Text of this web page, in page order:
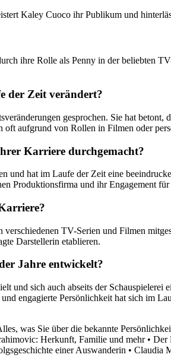
Kaley Cuoco ihr Publikum und
ihre Rolle als Penny in der beliebten
der Zeit verändert?
gesprochen. Sie hat
aufgrund von Rollen in Filmen oder
Karriere durchgemacht?
und hat im Laufe der Zeit eine
Produktionsfirma und ihr Engagement
TV-Serien und Filmen
Darstellerin etablieren.
Jahre entwickelt?
und sich auch abseits der
engagierte Persönlichkeit hat sich im
was Sie über die bekannte
Herkunft, Familie und mehr• Der
einer Auswanderin • Claudia